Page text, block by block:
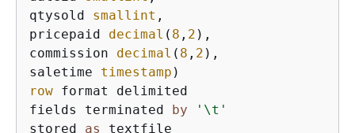
qtysold smallint ,
pricepaid decimal ( 8 , 2 ),
commission decimal ( 8 , 2 ),
saletime timestamp
row format delimited
fields terminated by
'\t'
stored as
textfile